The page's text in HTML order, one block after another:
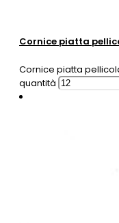
Cornice piatta
Cornice piatta
quantità